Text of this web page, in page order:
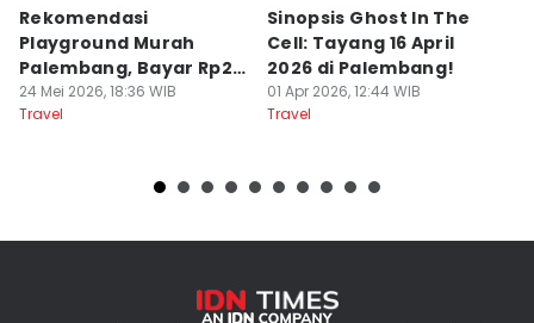
Rekomendasi
Playground Murah
Palembang, Bayar Rp20
Ribu Main Sepuasnya
24 Mei 2026, 18:36 WIB
Travel
Sinopsis Ghost In The
Cell: Tayang 16 April
2026 di Palembang!
01 Apr 2026, 12:44 WIB
Travel